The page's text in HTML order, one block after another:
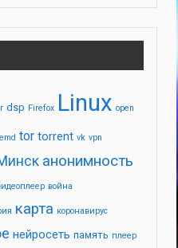
dsp Firefox Linux open
tor torrent vk vpn
анонимность
война
карта коронавирус
нейросеть память плеер